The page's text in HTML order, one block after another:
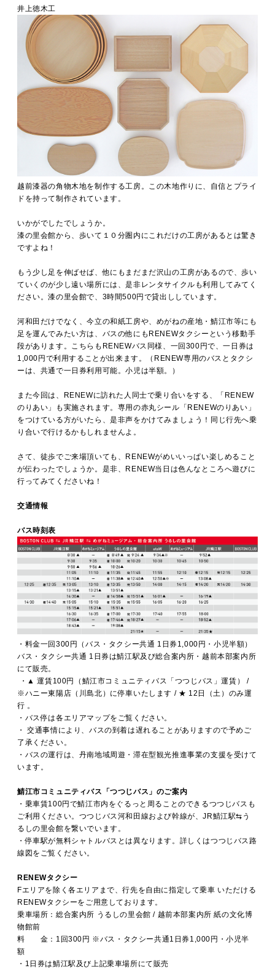
井上徳木工
越前漆器の角物木地を制作する工房。この木地作りに、自信とプライ
ドを持って制作されています。
いかがでしたでしょうか。
漆の里会館から、歩いて１０分圏内にこれだけの工房があるとは驚き
ですよね！
もう少し足を伸ばせば、他にもまだまだ沢山の工房があるので、歩い
ていくのが少し遠い場所には、是非レンタサイクルも利用してみてく
ださい。漆の里会館で、3時間500円で貸出ししています。
河和田だけでなく、今立の和紙工房や、めがねの産地・鯖江市等にも
足を運んでみたい方は、バスの他にもRENEWタクシーという移動手
段があります。こちらもRENEWバス同様、一回300円で、一日券は
1,000円で利用することが出来ます。（RENEW専用のバスとタクシ
ーは、共通で一日券利用可能。小児は半額。）
また今回は、RENEWに訪れた人同士で乗り合いをする、「RENEW
のりあい」も実施されます。専用の赤丸シール「RENEWのりあい」
をつけている方がいたら、是非声をかけてみましょう！同じ行先へ乗
り合いで行けるかもしれませんよ。
さて、徒歩でご来場頂いても、RENEWがめいいっぱい楽しめること
が伝わったでしょうか。是非、RENEW当日は色んなところへ遊びに
行ってみてくださいね！
交通情報
バス時刻表
・料金一回300円（バス・タクシー共通 1日券1,000円・小児半額）
バス・タクシー共通 1日券は鯖江駅及び総合案内所・越前本部案内所
にて販売。
・▲ 運賃100円（鯖江市コミュニティバス「つつじバス」運賃） /
※ハニー東陽店（川島北）に停車いたします / ★ 12日（土）のみ運
行 。
・バス停は各エリアマップをご覧ください。
・ 交通事情により、バスの到着は遅れることがありますので予めご
了承ください。
・バスの運行は、丹南地域周遊・滞在型観光推進事業の支援を受けて
います。
鯖江市コミュニティバス「つつじバス」のご案内
・乗車賃100円で鯖江市内をぐるっと周ることのできるつつじバスも
ご利用ください。つつじバス河和田線および幹線が、JR鯖江駅⇆う
るしの里会館を繋いでいます。
・停車駅が無料シャトルバスとは異なります。詳しくはつつじバス路
線図をご覧ください。
RENEWタクシー
Fエリアを除く各エリアまで、行先を自由に指定して乗車 いただける
RENEWタクシーをご用意しております。
乗車場所：総合案内所 うるしの里会館 / 越前本部案内所 紙の文化博
物館前
料 金：1回300円 ※バス・タクシー共通1日券1,000円・小児半
額
・1日券は鯖江駅及び上記乗車場所にて販売